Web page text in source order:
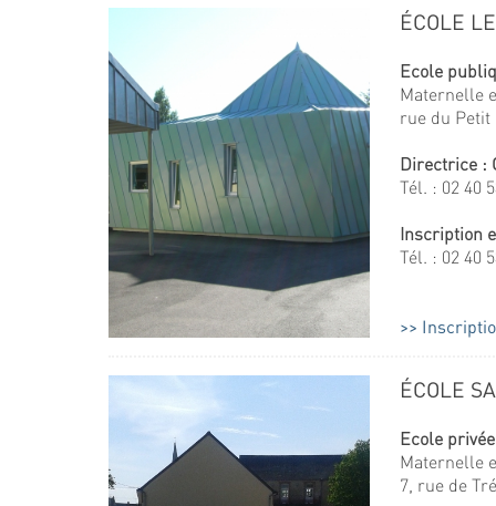
ÉCOLE
Ecole
Maternelle
rue du Petit
Directrice :
Tél. : 02 40
Inscription
Tél. : 02 40
ÉCOLE
Ecole
Maternelle
7, rue de